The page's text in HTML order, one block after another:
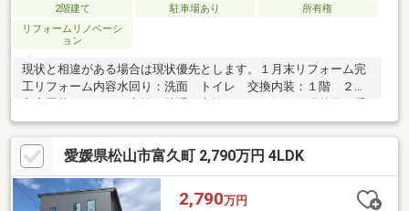
2階建て 駐車場あり
所有権
リフォームリノベーシ
ョン
現状と相違がある場合は現状優先とします。１月末リフォーム完
工リフォーム内容水回り：洗面 トイレ 交換内装：１階 ２階
ね張り、洗面室拡張オープン外構 等
愛媛県松山市富久町 2,790万円 4LDK
2,790万円